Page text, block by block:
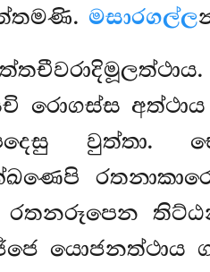
මසාරගල්ල
අත්ථාය
වුත්තා.
රතනරූපෙන
යොජනත්ථාය